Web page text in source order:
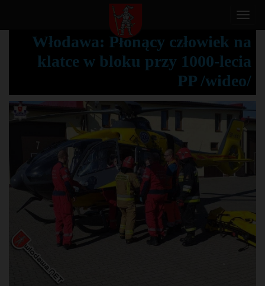
T
g
g
e
n
a
v
g
a
n
Włodawa: Płonący człowiek na
klatce w bloku przy 1000-lecia
PP /wideo/